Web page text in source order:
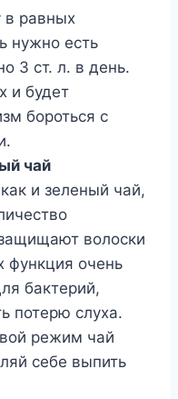
равных
нужно есть
3 ст. л. в день.
и будет
бороться с
чай
и зеленый чай,
волоски
функция очень
бактерий,
потерю слуха.
режим чай
себе выпить